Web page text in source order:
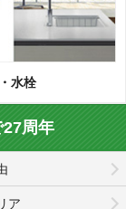
水栓
周年
ア